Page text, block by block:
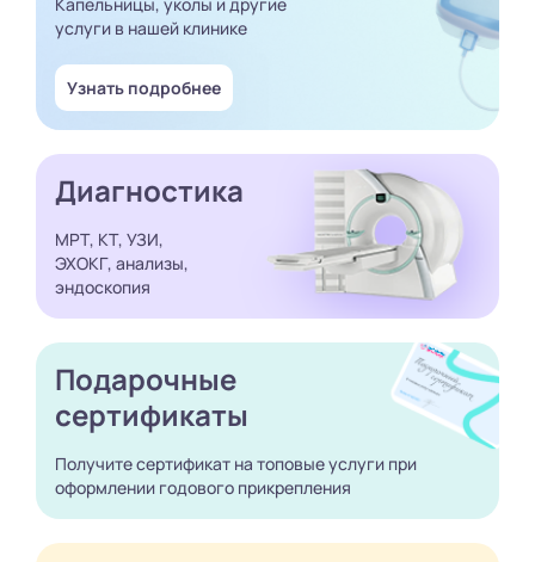
услуги в нашей клинике
Узнать подробнее
Диагностика
МРТ, КТ, УЗИ,
ЭХОКГ, анализы,
эндоскопия
Подарочные
сертификаты
Получите сертификат на топовые услуги при
оформлении годового прикрепления